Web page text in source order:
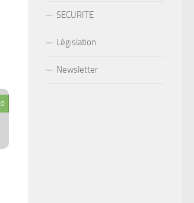
0
SECURITE
Législation
Newsletter